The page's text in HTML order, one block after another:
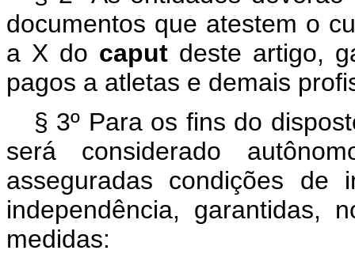
documentos que atestem o
a X do caput deste artigo,
pagos a atletas e demais
§ 3º Para os fins do
será considerado
asseguradas condições de
independência, garantidas,
medidas: